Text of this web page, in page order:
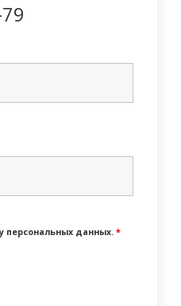
персональных данных. *